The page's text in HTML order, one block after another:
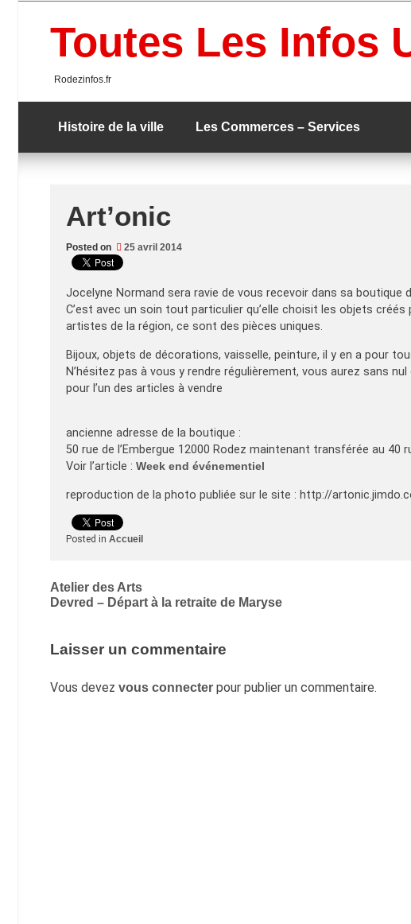
contentToutes Les Infos
Rodezinfos.fr
Histoire de la ville Les Commerces – Services
Art’onic
Posted on 25 avril 2014
Jocelyne Normand sera ravie de vous recevoir dans sa boutique
C’est avec un soin tout particulier qu’elle choisit les objets
artistes de la région, ce sont des pièces uniques.
Bijoux, objets de décorations, vaisselle, peinture, il y en a pour
N’hésitez pas à vous y rendre régulièrement, vous aurez sans
pour l’un des articles à vendre
ancienne adresse de la boutique :
50 rue de l’Embergue 12000 Rodez maintenant transférée au 40
Voir l’article : Week end événementiel
reproduction de la photo publiée sur le site : http://
Posted in Accueil
Navigation
de
Atelier des Arts
Devred – Départ à la retraite de Maryse
Laisser un commentaire
Vous devez vous connecter pour publier un commentaire.